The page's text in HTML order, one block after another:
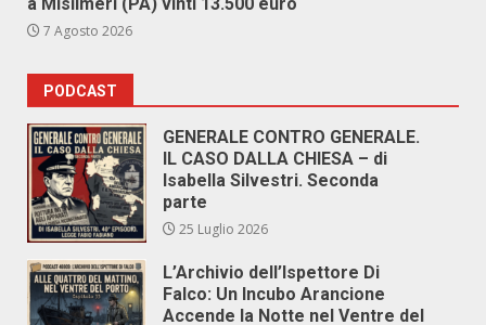
7 Agosto 2026
PODCAST
GENERALE CONTRO GENERALE.
IL CASO DALLA CHIESA – di
Isabella Silvestri. Seconda
parte
25 Luglio 2026
L’Archivio dell’Ispettore Di
Falco: Un Incubo Arancione
Accende la Notte nel Ventre del